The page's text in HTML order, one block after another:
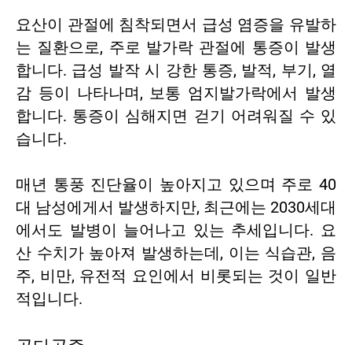
요산이 관절에 침착되면서 급성 염증을 유발하
는 질환으로, 주로 발가락 관절에 통증이 발생
합니다. 급성 발작 시 강한 통증, 발적, 부기, 열
감 등이 나타나며, 보통 엄지발가락에서 발생
합니다. 통증이 심해지면 걷기 어려워질 수 있
습니다.
매년 통풍 진단율이 높아지고 있으며 주로 40
대 남성에게서 발생하지만, 최근에는 2030세대
에서도 발병이 늘어나고 있는 추세입니다. 요
산 수치가 높아져 발생하는데, 이는 식습관, 음
주, 비만, 유전적 요인에서 비롯되는 것이 일반
적입니다.